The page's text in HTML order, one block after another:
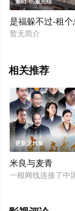
第61-85集完结
是福躲不过-租
暂无简介
相关推荐
更新至11集
米良与麦青
一根网线连接了中